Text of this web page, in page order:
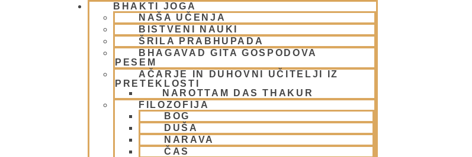
BHAKTI JOGA
NAŠA UČENJA
BISTVENI NAUKI
ŠRILA PRABHUPADA
BHAGAVAD GITA GOSPODOVA
PESEM
AČARJE IN DUHOVNI UČITELJI IZ
PRETEKLOSTI
NAROTTAM DAS THAKUR
FILOZOFIJA
BOG
DUŠA
NARAVA
ČAS